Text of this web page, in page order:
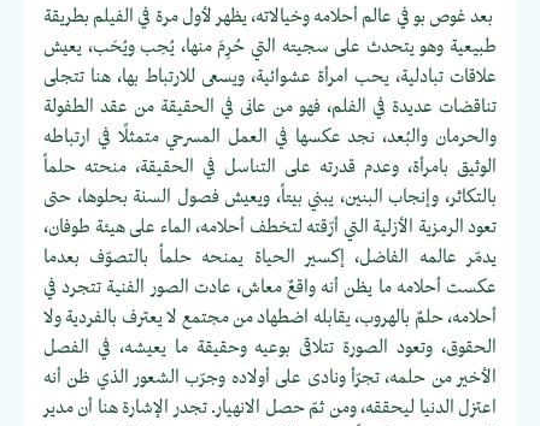
بعد غوص بو في عالم أحلامه وخيالاته، يظهر لأول مرة في الفيلم بطريقة
طبيعية وهو يتحدث على سجيته التي حُرِمَ منها، يُحِب ويُحَب، يعيش
علاقات تبادلية، يحب امرأة عشوائية، ويسعى للارتباط بها، هنا تتجلى
تناقضات عديدة في الفلم، فهو من عانى في الحقيقة من عقد الطفولة
والحرمان والبُعد، نجد عكسها في العمل المسرحي متمثلًا في ارتباطه
الوثيق بامرأة، وعدم قدرته على التناسل في الحقيقة، منحته حلماً
بالتكاثر، وإنجاب البنين، يبني بيتاً، ويعيش فصول السنة بحلوها، حتى
تعود الرمزية الأزلية التي أرّقته لتخطف أحلامه، الماء على هيئة طوفان،
يدمّر عالمه الفاضل، إكسير الحياة يمنحه حلماُ بالتصوّف بعدما
عكست أحلامه ما يظن أنه واقعٌ معاش، عادت الصور الفنية تتجرد في
أحلامه، حلمٌ بالهروب، يقابله اضطهاد من مجتمع لا يعترف بالفردية ولا
الحقوق، وتعود الصورة تتلاقى بوعيه وحقيقة ما يعيشه، في الفصل
الأخير من حلمه، تجرّأ ونادى على أولاده وجرّب الشعور الذي ظن أنه
اعتزل الدنيا ليحققه، ومن ثمّ حصل الانهيار. تجدر الإشارة هنا أن مدير